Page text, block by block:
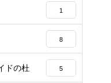
1
8
ドの杜 5